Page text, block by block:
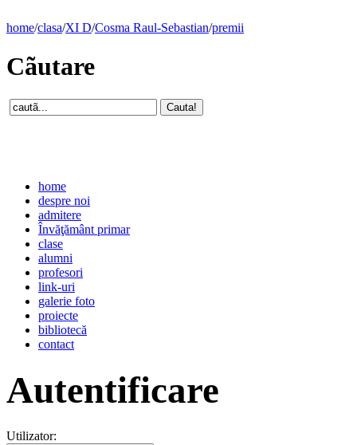
home/clasa/XI D/Cosma Raul-Sebastian/premii
Cãutare
home
despre noi
admitere
Învăţământ primar
clase
alumni
profesori
link-uri
galerie foto
proiecte
bibliotecă
contact
Autentificare
Utilizator: